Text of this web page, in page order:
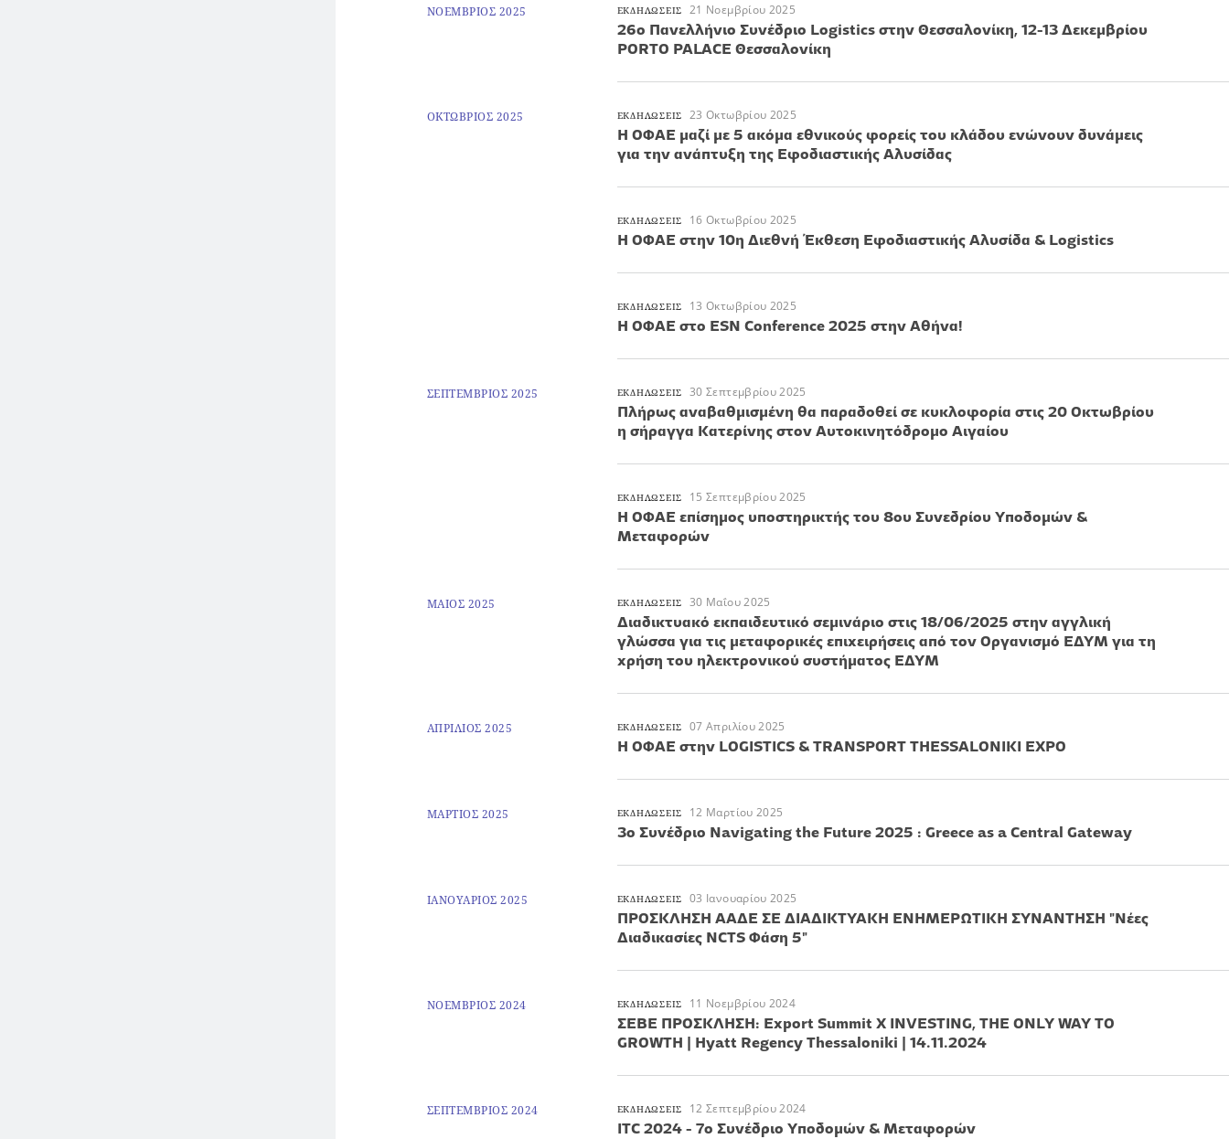
ΝΟΕΜΒΡΙΟΣ 2025 ΕΚΔΗΛΩΣΕΙΣ 21 Νοεμβρίου 2025
26ο Πανελλήνιο Συνέδριο Logistics στην Θεσσαλονίκη, 12-13 Δεκεμβρίου
PORTO PALACE Θεσσαλονίκη
ΟΚΤΩΒΡΙΟΣ 2025 ΕΚΔΗΛΩΣΕΙΣ 23 Οκτωβρίου 2025
Η ΟΦΑΕ μαζί με 5 ακόμα εθνικούς φορείς του κλάδου ενώνουν δυνάμεις
για την ανάπτυξη της Εφοδιαστικής Αλυσίδας
ΕΚΔΗΛΩΣΕΙΣ 16 Οκτωβρίου 2025
Η ΟΦΑΕ στην 10η Διεθνή Έκθεση Εφοδιαστικής Αλυσίδα & Logistics
ΕΚΔΗΛΩΣΕΙΣ 13 Οκτωβρίου 2025
Η ΟΦΑΕ στο ESN Conference 2025 στην Αθήνα!
ΣΕΠΤΕΜΒΡΙΟΣ 2025 ΕΚΔΗΛΩΣΕΙΣ 30 Σεπτεμβρίου 2025
Πλήρως αναβαθμισμένη θα παραδοθεί σε κυκλοφορία στις 20 Οκτωβρίου
η σήραγγα Κατερίνης στον Αυτοκινητόδρομο Αιγαίου
ΕΚΔΗΛΩΣΕΙΣ 15 Σεπτεμβρίου 2025
H ΟΦΑΕ επίσημος υποστηρικτής του 8ου Συνεδρίου Υποδομών &
Μεταφορών
ΜΑΙΟΣ 2025 ΕΚΔΗΛΩΣΕΙΣ 30 Μαΐου 2025
Διαδικτυακό εκπαιδευτικό σεμινάριο στις 18/06/2025 στην αγγλική
γλώσσα για τις μεταφορικές επιχειρήσεις από τον Οργανισμό ΕΔΥΜ για τη
χρήση του ηλεκτρονικού συστήματος ΕΔΥΜ
ΑΠΡΙΛΙΟΣ 2025 ΕΚΔΗΛΩΣΕΙΣ 07 Απριλίου 2025
H ΟΦΑΕ στην LOGISTICS & TRANSPORT ΤHESSALONIKI EXPO
ΜΑΡΤΙΟΣ 2025 ΕΚΔΗΛΩΣΕΙΣ 12 Μαρτίου 2025
3ο Συνέδριο Navigating the Future 2025 : Greece as a Central Gateway
ΙΑΝΟΥΑΡΙΟΣ 2025 ΕΚΔΗΛΩΣΕΙΣ 03 Ιανουαρίου 2025
ΠΡΟΣΚΛΗΣΗ ΑΑΔΕ ΣΕ ΔΙΑΔΙΚΤΥΑΚΗ ΕΝΗΜΕΡΩΤΙΚΗ ΣΥΝΑΝΤΗΣΗ "Νέες
Διαδικασίες NCTS Φάση 5"
ΝΟΕΜΒΡΙΟΣ 2024 ΕΚΔΗΛΩΣΕΙΣ 11 Νοεμβρίου 2024
ΣΕΒΕ ΠΡΟΣΚΛΗΣΗ: Export Summit X INVESTING, THE ONLY WAY TO
GROWTH | Hyatt Regency Thessaloniki | 14.11.2024
ΣΕΠΤΕΜΒΡΙΟΣ 2024 ΕΚΔΗΛΩΣΕΙΣ 12 Σεπτεμβρίου 2024
ITC 2024 - 7ο Συνέδριο Υποδομών & Μεταφορών